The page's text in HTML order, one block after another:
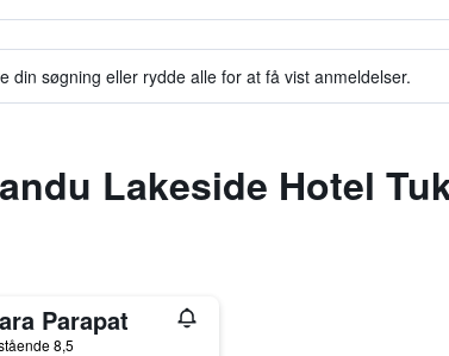
søgning eller rydde alle for at få vist anmeldelser.
Lakeside Hotel
Parapat
8,5